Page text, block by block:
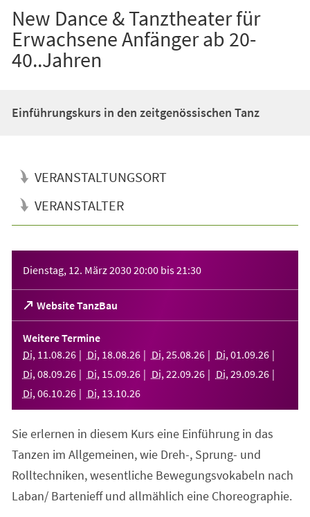
New Dance & Tanztheater für
Erwachsene Anfänger ab 20-
40..Jahren
Einführungskurs in den zeitgenössischen Tanz
VERANSTALTUNGSORT
VERANSTALTER
Dienstag, 12. März 203020:00 bis21:30
Website TanzBau
(Öffnet
in
einem
neuen
Tab)
Weitere Termine
Di, 11 .08.26 Di, 18.08.26 Di, 25.08.26 Di, 01 .09.26
Di, 08.09.26 Di, 15.09.26 Di, 22.09.26 Di, 29.09.26
Di, 06.10.26 Di, 13.10.26
Sie erlernen in diesem Kurs eine Einführung in das
Tanzen im Allgemeinen, wie Dreh-, Sprung- und
Rolltechniken, wesentliche Bewegungsvokabeln nach
Laban/ Bartenieff und allmählich eine Choreographie.